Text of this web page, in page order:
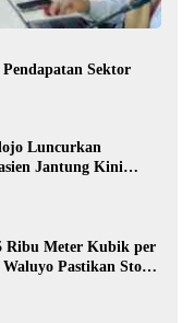
Sektor
Luncurkan
Jantung Kini
Ribu Meter Kubik per
Pastikan Stok